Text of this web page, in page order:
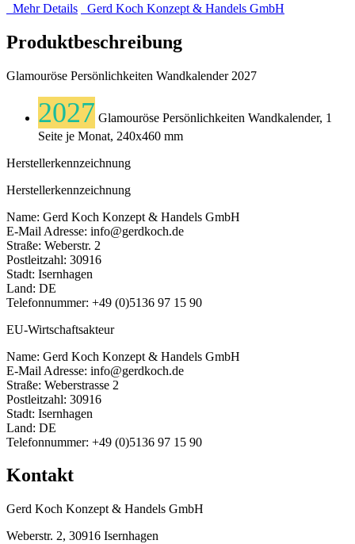
Mehr Details
Gerd Koch Konzept & Handels GmbH
Produktbeschreibung
Glamouröse Persönlichkeiten Wandkalender 2027
2027 Glamouröse Persönlichkeiten Wandkalender, 1
Seite je Monat, 240x460 mm
Herstellerkennzeichnung
Herstellerkennzeichnung
Name: Gerd Koch Konzept & Handels GmbH
E-Mail Adresse: info@gerdkoch.de
Straße: Weberstr. 2
Postleitzahl: 30916
Stadt: Isernhagen
Land: DE
Telefonnummer: +49 (0)5136 97 15 90
EU-Wirtschaftsakteur
Name: Gerd Koch Konzept & Handels GmbH
E-Mail Adresse: info@gerdkoch.de
Straße: Weberstrasse 2
Postleitzahl: 30916
Stadt: Isernhagen
Land: DE
Telefonnummer: +49 (0)5136 97 15 90
Kontakt
Gerd Koch Konzept & Handels GmbH
Weberstr. 2, 30916 Isernhagen